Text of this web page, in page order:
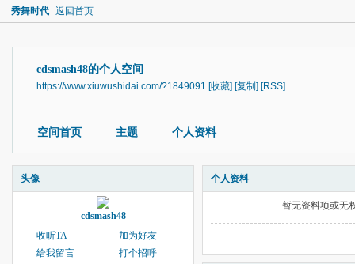
秀舞时代 返回首页
cdsmash48的个人空间
https://www.xiuwushidai.com/?1849091 [收藏] [复制] [RSS]
空间首页 主题 个人资料
头像
cdsmash48
收听TA
加为好友
给我留言
打个招呼
个人资料
暂无资料项或无